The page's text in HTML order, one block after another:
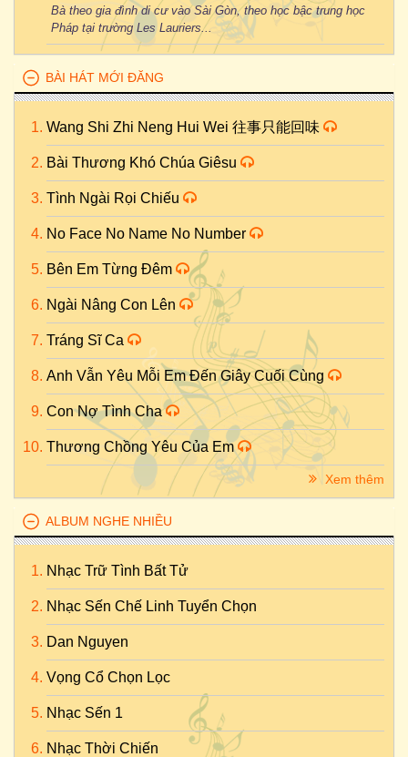
Bà theo gia đình di cư vào Sài Gòn, theo học bậc trung học
Pháp tại trường Les Lauriers...
BÀI HÁT MỚI ĐĂNG
Wang Shi Zhi Neng Hui Wei 往事只能回味
Bài Thương Khó Chúa Giêsu
Tình Ngài Rọi Chiếu
No Face No Name No Number
Bên Em Từng Đêm
Ngài Nâng Con Lên
Tráng Sĩ Ca
Anh Vẫn Yêu Mỗi Em Đến Giây Cuối Cùng
Con Nợ Tình Cha
Thương Chồng Yêu Của Em
Xem thêm
ALBUM NGHE NHIỀU
Nhạc Trữ Tình Bất Tử
Nhạc Sến Chế Linh Tuyển Chọn
Dan Nguyen
Vọng Cổ Chọn Lọc
Nhạc Sến 1
Nhạc Thời Chiến